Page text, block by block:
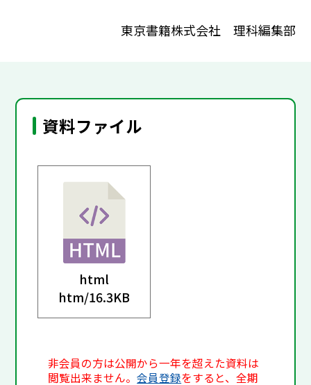
東京書籍株式会社 理科編集部
資料ファイル
html
htm/16.3KB
非会員の方は公開から一年を超えた資料は
閲覧出来ません。会員登録をすると、全期